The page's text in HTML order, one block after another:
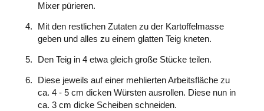
Mixer pürieren.
Mit den restlichen Zutaten zu der Kartoffelmasse
geben und alles zu einem glatten Teig kneten.
Den Teig in 4 etwa gleich große Stücke teilen.
Diese jeweils auf einer mehlierten Arbeitsfläche zu
ca. 4 - 5 cm dicken Würsten ausrollen. Diese nun in
ca. 3 cm dicke Scheiben schneiden.